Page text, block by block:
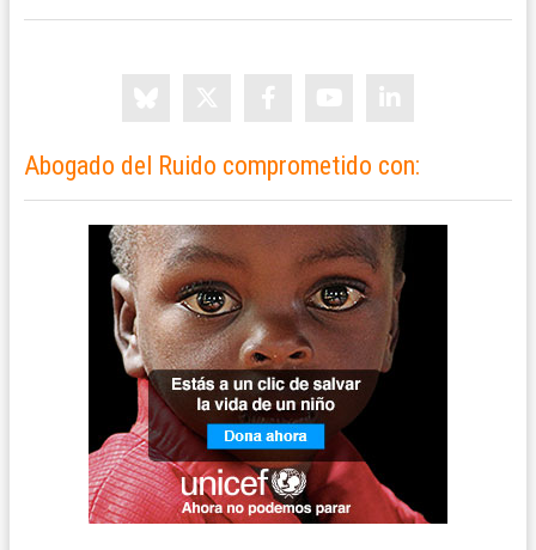
Abogado del Ruido comprometido con: